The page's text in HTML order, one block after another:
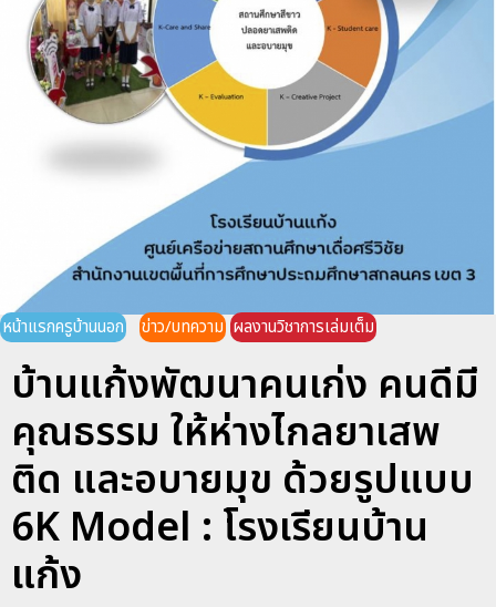
หน้าแรกครูบ้านนอก ข่าว/บทความ ผลงานวิชาการเล่มเต็ม
บ้านแก้งพัฒนาคนเก่ง คนดีมี
คุณธรรม ให้ห่างไกลยาเสพ
ติด และอบายมุข ด้วยรูปแบบ
6K Model : โรงเรียนบ้าน
แก้ง